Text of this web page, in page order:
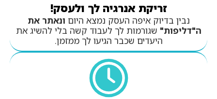
זריקת אנרגיה לך ולעסק!
נבין בדיוק איפה העסק נמצא היום ונאתר את
ה"דליפות" שגורמות לך לעבוד קשה בלי להשיג את
היעדים שכבר הגיעו לך ממזמן.